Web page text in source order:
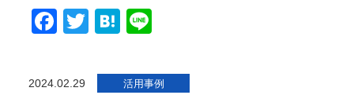
Office
Facebook
TwitterHatena
2024.02.29 活用事例